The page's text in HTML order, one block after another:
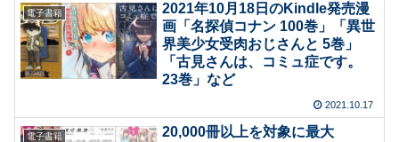
電子書籍
2021年10月18日のKindle発売漫
画「名探偵コナン 100巻」「異世
界美少女受肉おじさんと 5巻」
「古見さんは、コミュ症です。
23巻」など
2021.10.17
電子書籍
20,000冊以上を対象に最大